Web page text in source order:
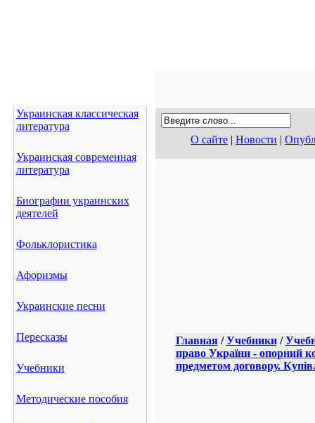
Украинская классическая
литература
Украинская современная
литература
Биографии украинских
деятелей
Фольклористика
Афоризмы
Украинские песни
Пересказы
Учебники
Методические пособия
О сайте | Новости |
Главная/Учебники/
право України - опорний
предметом договору.